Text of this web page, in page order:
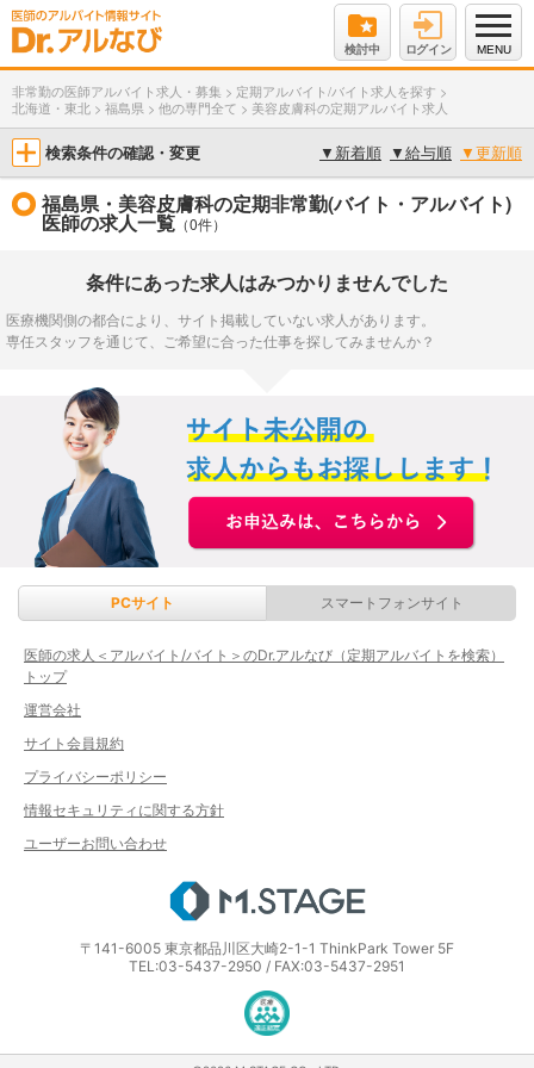
検討中 ログイン MENU
非常勤の医師アルバイト求人・募集 > 定期アルバイト/バイト求人を探す >
北海道・東北 > 福島県 > 他の専門全て > 美容皮膚科の定期アルバイト求人
検索条件の確認・変更 ▼ 新着順 ▼給与順 ▼更新順
福島県・美容皮膚科の定期非常勤(バイト・アルバイト)
医師の求人一覧 （0件）
条件にあった求人はみつかりませんでした
医療機関側の都合により、サイト掲載していない求人があります。
専任スタッフを通じて、ご希望に合った仕事を探してみませんか？
PCサイト スマートフォンサイト
医師の求人＜アルバイト/バイト＞のDr.アルなび（定期アルバイトを検索）
トップ
運営会社
サイト会員規約
プライバシーポリシー
情報セキュリティに関する方針
ユーザーお問い合わせ
〒141-6005 東京都品川区大崎2-1-1 ThinkPark Tower 5F
TEL:03-5437-2950 / FAX:03-5437-2951